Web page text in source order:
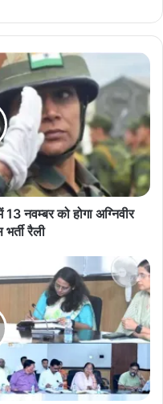
13 नवम्‍बर को होगा अग्निवीर
रैली